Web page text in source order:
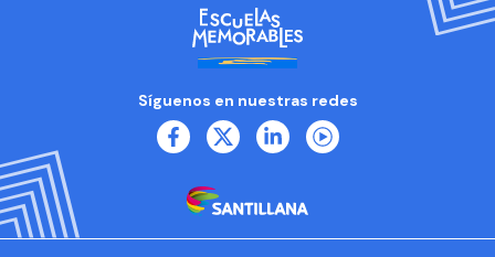
Síguenos en nuestras redes